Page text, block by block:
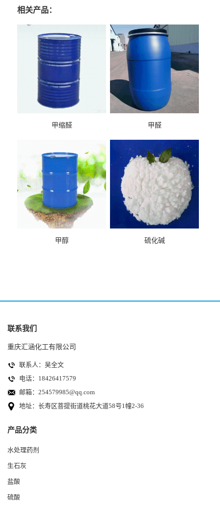
相关产品：
甲缩醛 甲醛
甲醇 硫化碱
联系我们
重庆汇涵化工有限公司
联系人：吴全文
电话：18426417579
邮箱： 254579985@qq.com
地址：长寿区菩提街道桃花大道58号1幢2-36
产品分类
水处理药剂
生石灰
盐酸
硫酸